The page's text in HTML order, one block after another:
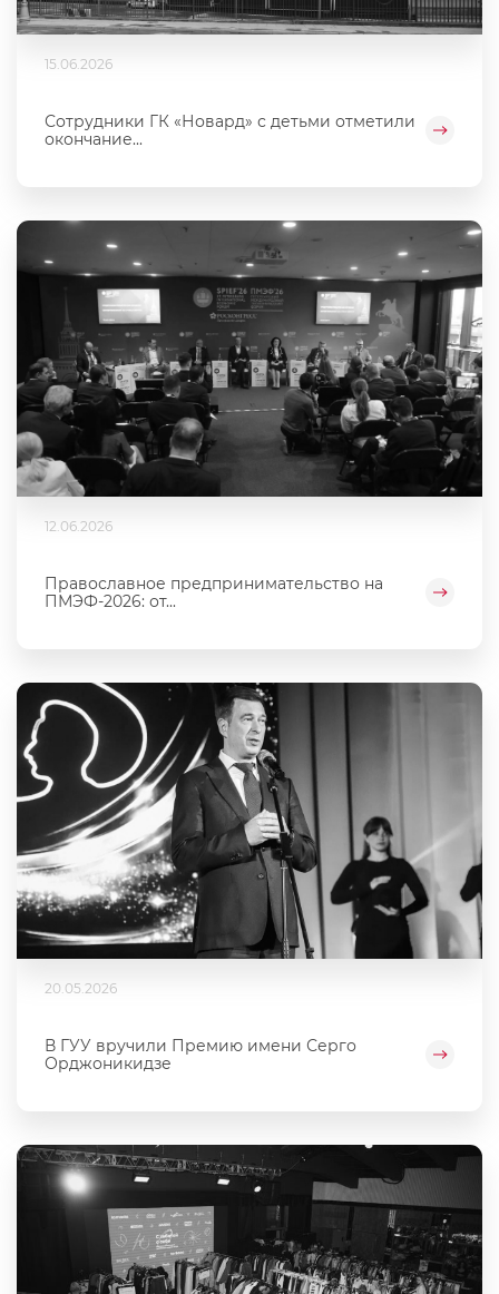
15.06.2026
Сотрудники ГК «Новард» с детьми отметили
окончание...
12.06.2026
Православное предпринимательство на
ПМЭФ-2026: от...
20.05.2026
В ГУУ вручили Премию имени Серго
Орджоникидзе